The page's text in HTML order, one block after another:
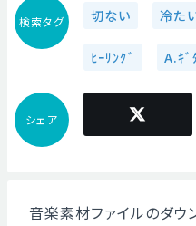
検索タグ 切ない 冷た
ﾋｰﾘﾝｸﾞ A.ｷﾞ
シェア
音楽素材ファイルのダウ